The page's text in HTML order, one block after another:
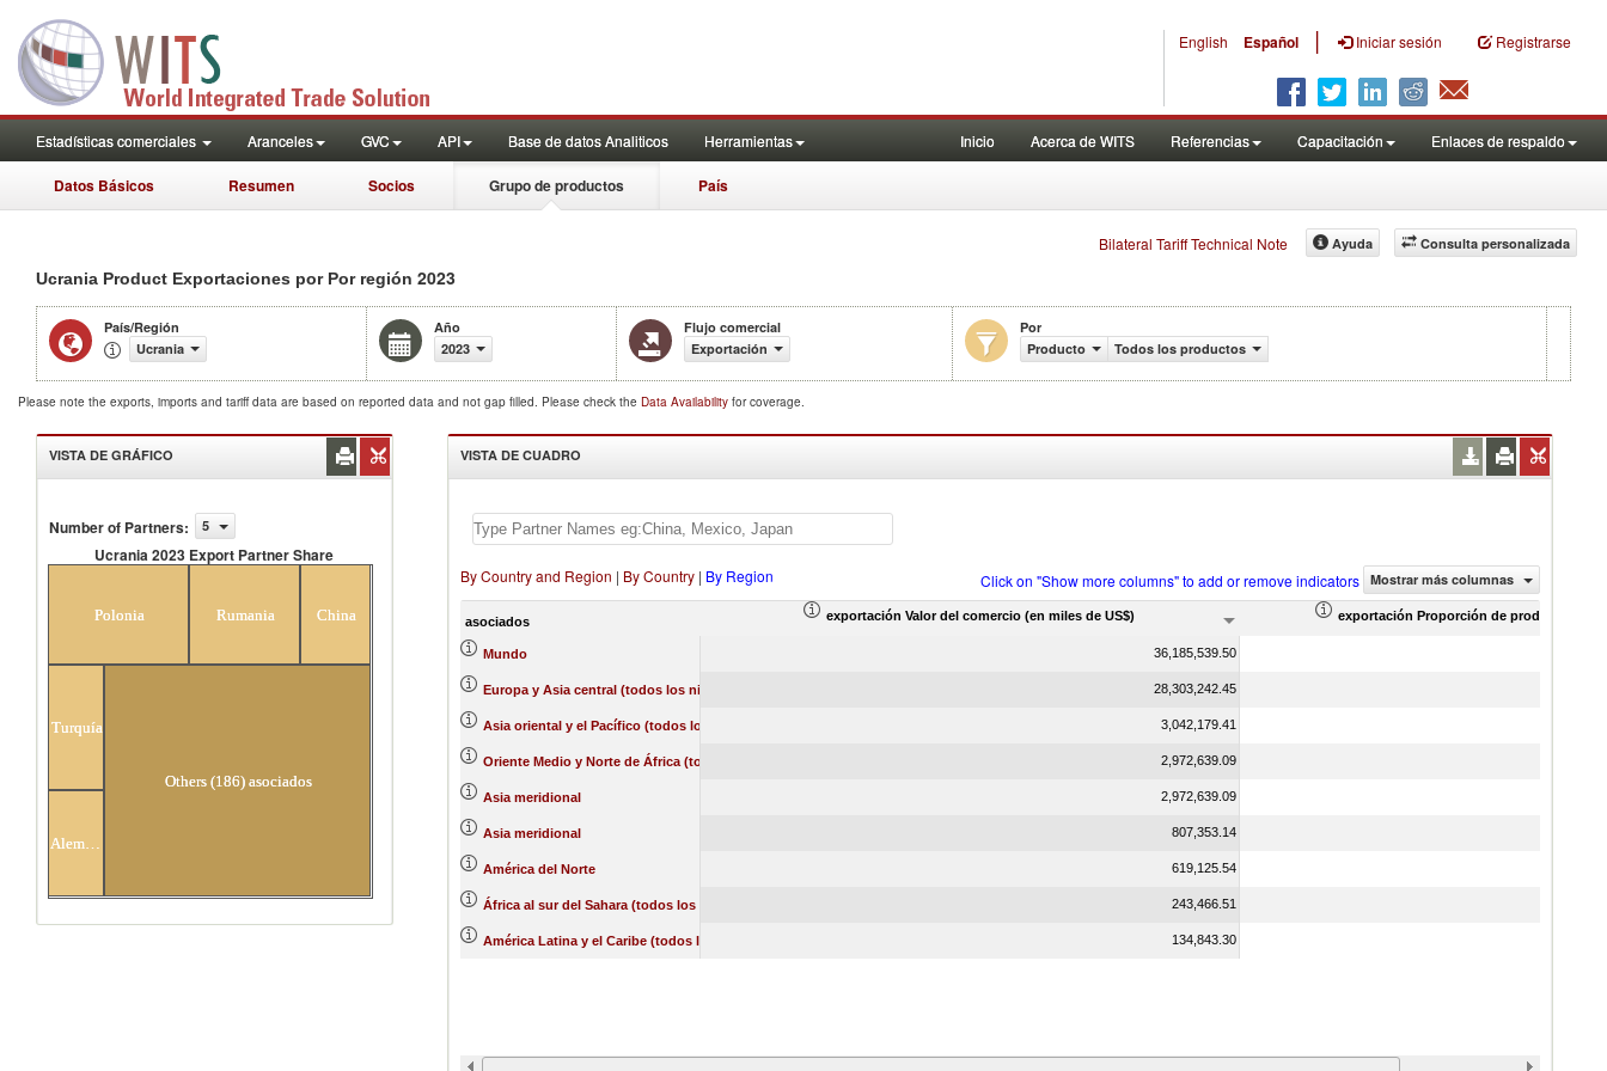
English Español | Iniciar sesión Registrarse
Estadísticas comerciales Aranceles GVC API Base de datos Analiticos Herramientas Inicio Acerca de WITS Referencias Capacitación Enlaces de respaldo
Datos Básicos Resumen Socios Grupo de productos País
Bilateral Tariff Technical Note Consulta personalizada
Ayuda
Ucrania Product Exportaciones por Por región 2023
País/Región
Ucrania
Año
2023
Flujo comercial
Exportación
Por
Producto
Todos los productos
Please note the exports, imports and tariff data are based on reported data and not gap filled. Please check the Data Availability for coverage.
VISTA DE GRÁFICO
Number of Partners: 5
Ucrania 2023 Export Partner Share
Polonia Rumania China
Turquía
Alemania
Others (186) asociados
VISTA DE CUADRO
By Country and Region | By Country| By Region Click on "Show more columns" to add or remove indicators Mostrar más columnas
asociados exportación Valor del comercio (en miles de US$) exportación Proporción de productos (%)
Mundo 36,185,539.50
Europa y Asia central (todos los niveles de ingreso) 28,303,242.45
Asia oriental y el Pacífico (todos los niveles de ingreso) 3,042,179.41
Oriente Medio y Norte de África (todos los niveles de ingreso) 2,972,639.09
Asia meridional 2,972,639.09
Asia meridional 807,353.14
América del Norte 619,125.54
África al sur del Sahara (todos los niveles de ingreso) 243,466.51
América Latina y el Caribe (todos los niveles de ingreso) 134,843.30